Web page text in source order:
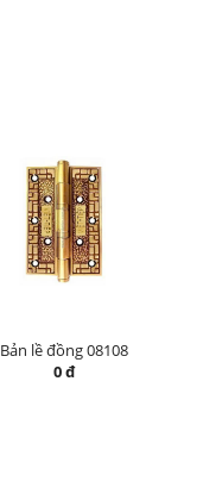
Bản lề đồng 08108
0 đ